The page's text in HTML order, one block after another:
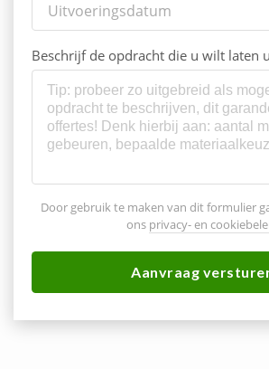
Uitvoeringsdatum
Beschrijf de opdracht die u wilt laten
Door gebruik te maken van dit formulier
ons privacy- en
Aanvraag